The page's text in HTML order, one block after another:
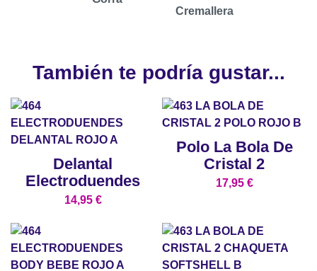
Cremallera
También te podría gustar...
Delantal
Electroduendes
14,95 €
Polo La Bola De
Cristal 2
17,95 €